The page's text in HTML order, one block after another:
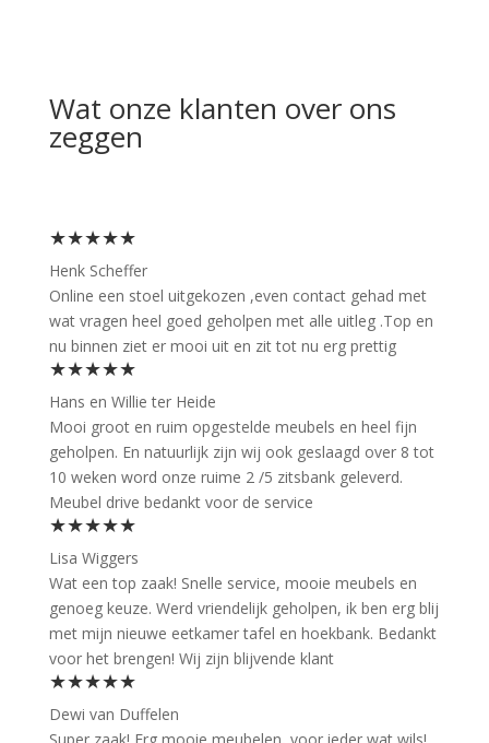
Wat onze klanten over ons
zeggen
★★★★★
Henk Scheffer
Online een stoel uitgekozen ,even contact gehad met
wat vragen heel goed geholpen met alle uitleg .Top en
nu binnen ziet er mooi uit en zit tot nu erg prettig
★★★★★
Hans en Willie ter Heide
Mooi groot en ruim opgestelde meubels en heel fijn
geholpen. En natuurlijk zijn wij ook geslaagd over 8 tot
10 weken word onze ruime 2 /5 zitsbank geleverd.
Meubel drive bedankt voor de service
★★★★★
Lisa Wiggers
Wat een top zaak! Snelle service, mooie meubels en
genoeg keuze. Werd vriendelijk geholpen, ik ben erg blij
met mijn nieuwe eetkamer tafel en hoekbank. Bedankt
voor het brengen! Wij zijn blijvende klant
★★★★★
Dewi van Duffelen